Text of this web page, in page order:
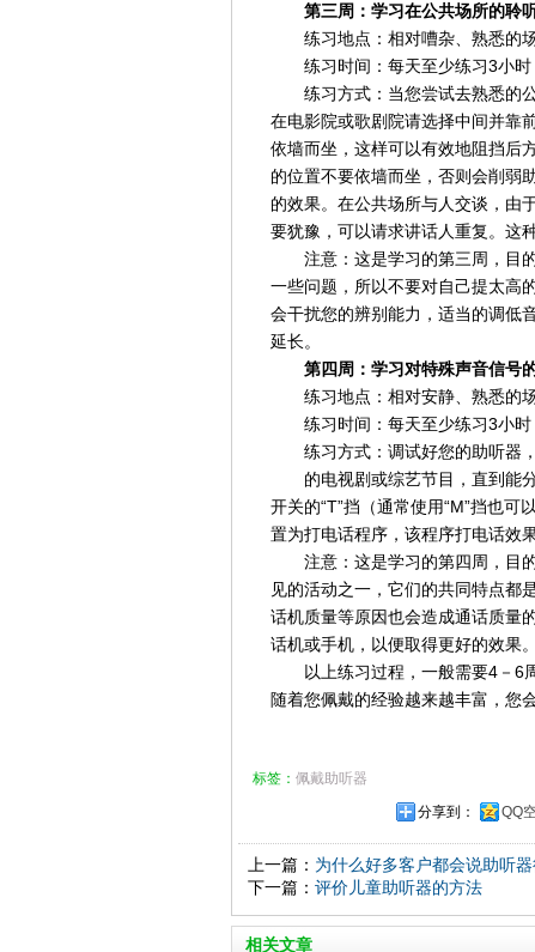
第三周：学习在公共场所的聆听
练习地点：相对嘈杂、熟悉的
练习时间：每天至少练习3小时
练习方式：当您尝试去熟悉的
在电影院或歌剧院请选择中间并靠
依墙而坐，这样可以有效地阻挡后
的位置不要依墙而坐，否则会削弱
的效果。在公共场所与人交谈，由
要犹豫，可以请求讲话人重复。这
注意：这是学习的第三周，目
一些问题，所以不要对自己提太高
会干扰您的辨别能力，适当的调低
延长。
第四周：学习对特殊声音信号的
练习地点：相对安静、熟悉的
练习时间：每天至少练习3小时
练习方式：调试好您的助听器
的电视剧或综艺节目，直到能
开关的“T”挡（通常使用“M”挡也
置为打电话程序，该程序打电话效
注意：这是学习的第四周，目
见的活动之一，它们的共同特点都
话机质量等原因也会造成通话质量
话机或手机，以便取得更好的效果。
以上练习过程，一般需要4－6
随着您佩戴的经验越来越丰富，您
标签： 佩戴助听器
分享到：
QQ
上一篇： 为什么好多客户都会说助听
下一篇： 评价儿童助听器的方法
相关文章